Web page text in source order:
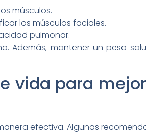
músculos.
los músculos faciales.
pulmonar.
Además, mantener un peso
vida para
efectiva. Algunas